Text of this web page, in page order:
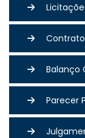
Balanço
Parecer